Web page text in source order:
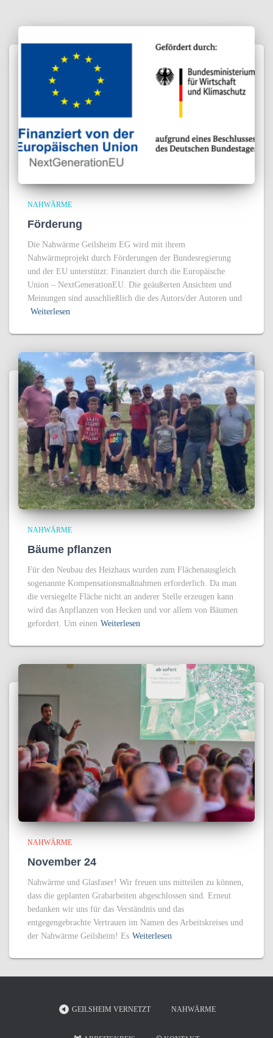
NAHWÄRME
Förderung
Die Nahwärme Geilsheim EG wird mit ihrem
Nahwärmeprojekt durch Förderungen der Bundesregierung
und der EU unterstützt: Finanziert durch die Europäische
Union – NextGenerationEU. Die geäußerten Ansichten und
Meinungen sind ausschließlich die des Autors/der Autoren und
Weiterlesen
NAHWÄRME
Bäume pflanzen
Für den Neubau des Heizhaus wurden zum Flächenausgleich
sogenannte Kompensationsmaßnahmen erforderlich. Da man
die versiegelte Fläche nicht an anderer Stelle erzeugen kann
wird das Anpflanzen von Hecken und vor allem von Bäumen
gefordert. Um einen Weiterlesen
NAHWÄRME
November 24
Nahwärme und Glasfaser! Wir freuen uns mitteilen zu können,
dass die geplanten Grabarbeiten abgeschlossen sind. Erneut
bedanken wir uns für das Verständnis und das
entgegengebrachte Vertrauen im Namen des Arbeitskreises und
der Nahwärme Geilsheim! Es Weiterlesen
GEILSHEIM VERNETZT NAHWÄRME